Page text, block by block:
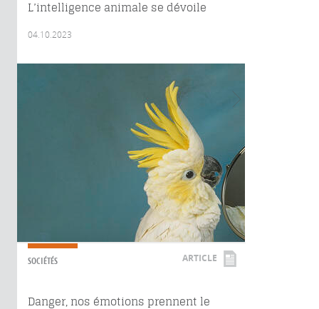
L’intelligence animale se dévoile
04.10.2023
SOCIÉTÉS ARTICLE
Danger, nos émotions prennent le